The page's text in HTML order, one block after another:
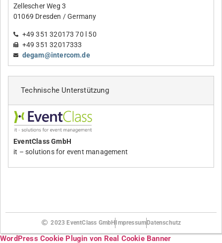
Zellescher Weg 3
01069 Dresden / Germany
+49 351 320173 70 l 50
+49 351 32017333
degam@intercom.de
Technische Unterstützung
EventClass GmbH
it – solutions for event management
2023 EventClass GmbHImpressumDatenschutz
WordPress Cookie Plugin von Real Cookie Banner